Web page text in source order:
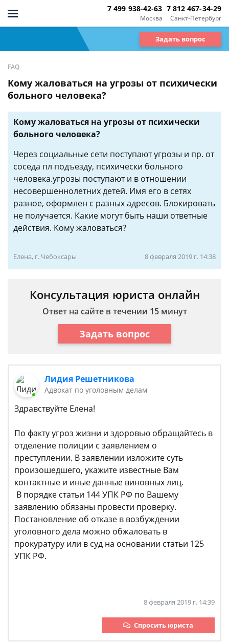
Москва
7 499 938-42-63
Санкт-Петербург
7 812 467-34-29
Задать вопрос
FAQ
Кому жаловаться на угрозы от психически
больного человека?
Кому жаловаться на угрозы от психически
больного человека?
Через социальные сети поступают угрозы и пр. от
соседа пл подъезду, психически больного
человека.угрозы поступают и в отношении
несовершеннолетних детей. Имя его в сетях
разное, оформлен с разных адресов. Блокировать
не получается. Какие могут быть наши ответные
действия. Кому жаловаться?
Елена, г. Чебоксары 8 февраля 2019 г. 14:38
Консультация юриста онлайн
Ответ на сайте в течении 15 минут
Задать вопрос
Лидия Решетникова
Адвокат по уголовным делам
Здравствуйте Елена!
По факту угроз жизни и здоровью обращайтесь в
отделение полиции с заявлением о
преступлении. В заявлении изложите суть
произошедшего, укажите известные Вам
контактные и иные данные виновных лиц.
В порядке статьи 144 УПК РФ по Вашему
заявлению обязаны провести проверку.
Постановление об отказе в возбуждении
уголовного дела можно обжаловать в
прокуратуру или в суд на основании статьи 125
УПК РФ.
8 февраля 2019 г. 14:39
Спросить юриста